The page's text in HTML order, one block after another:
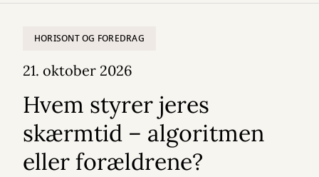
HORISONT OG FOREDRAG
21. oktober 2026
Hvem styrer jeres
skærmtid – algoritmen
eller forældrene?